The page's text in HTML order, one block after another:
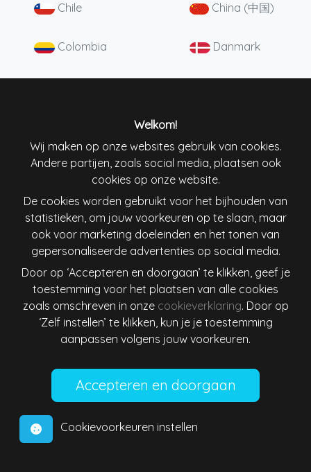
Chile China (中国)
Colombia Danmark
Ireland Italiana
Lietuva Magyarország
Nederland New Zealand
Österreich Polska
Schweiz Singapore
United States
Welkom!
Wij maken op onze websites gebruik van cookies.
Andere partijen, zoals social media, plaatsen ook
cookies op onze website.
De cookies worden gebruikt voor het bijhouden van
statistieken, om jouw voorkeuren op te slaan, maar
ook voor marketing doeleinden en het tonen van
gepersonaliseerde advertenties op social media.
Door op ‘Accepteren en doorgaan’ te klikken, geef je
toestemming voor het plaatsen van alle cookies
zoals omschreven in onze cookieverklaring. Door op
‘Zelf instellen’ te klikken, kun je je toestemming
aanpassen volgens jouw voorkeuren.
Cookievoorkeuren instellen